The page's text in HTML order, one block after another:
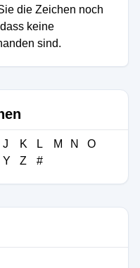
die Zeichen noch
keine
sind.
J K L M N
O
Y Z #